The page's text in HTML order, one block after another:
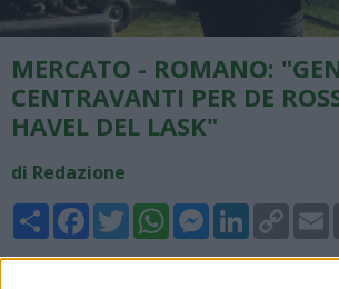
MERCATO - ROMANO:
CENTRAVANTI PER DE
HAVEL DEL LASK"
di Redazione
Share FacebookTwitterWhatsAppMessengerLinkedInCopy
Link